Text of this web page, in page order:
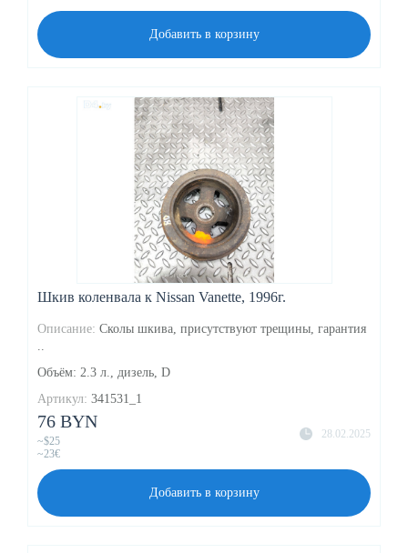
Добавить в корзину
Шкив коленвала к Nissan Vanette, 1996г.
Описание: Сколы шкива, присутствуют трещины, гарантия
..
Объём: 2.3 л., дизель, D
Артикул: 341531_1
28.02.2025
76 BYN
~$25
~23€
Добавить в корзину